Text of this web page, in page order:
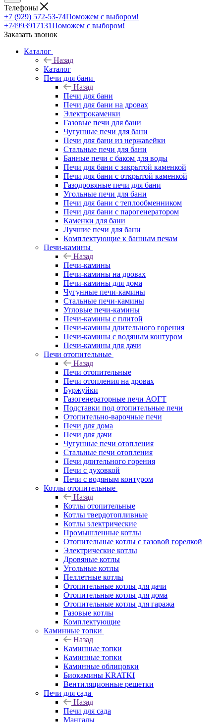
Телефоны
+7 (929) 572-53-74Поможем с выбором!
+74993917131Поможем с выбором!
Заказать звонок
Каталог
Назад
Каталог
Печи для бани
Назад
Печи для бани
Печи для бани на дровах
Электрокаменки
Газовые печи для бани
Чугунные печи для бани
Печи для бани из нержавейки
Стальные печи для бани
Банные печи с баком для воды
Печи для бани с закрытой каменкой
Печи для бани с открытой каменкой
Газодровяные печи для бани
Угольные печи для бани
Печи для бани с теплообменником
Печи для бани с парогенератором
Каменки для бани
Лучшие печи для бани
Комплектующие к банным печам
Печи-камины
Назад
Печи-камины
Печи-камины на дровах
Печи-камины для дома
Чугунные печи-камины
Стальные печи-камины
Угловые печи-камины
Печи-камины с плитой
Печи-камины длительного горения
Печи-камины с водяным контуром
Печи-камины для дачи
Печи отопительные
Назад
Печи отопительные
Печи отопления на дровах
Буржуйки
Газогенераторные печи АОГТ
Подставки под отопительные печи
Отопительно-варочные печи
Печи для дома
Печи для дачи
Чугунные печи отопления
Стальные печи отопления
Печи длительного горения
Печи с духовкой
Печи с водяным контуром
Котлы отопительные
Назад
Котлы отопительные
Котлы твердотопливные
Котлы электрические
Промышленные котлы
Отопительные котлы с газовой горелкой
Электрические котлы
Дровяные котлы
Угольные котлы
Пеллетные котлы
Отопительные котлы для дачи
Отопительные котлы для дома
Отопительные котлы для гаража
Газовые котлы
Комплектующие
Каминные топки
Назад
Каминные топки
Каминные топки
Каминные облицовки
Биокамины KRATKI
Вентиляционные решетки
Печи для сада
Назад
Печи для сада
Мангалы